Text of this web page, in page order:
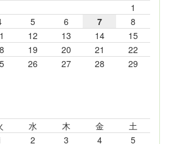
1
5 6 7
8
12 13 14
15
19 20 21
22
26 27 28
29
水 木 金
土
2 3 4 5